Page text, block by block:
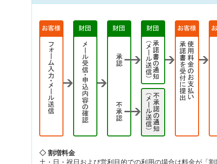
◇ 割増料金
土・日・祝日および営利目的での利用の場合は料金が「